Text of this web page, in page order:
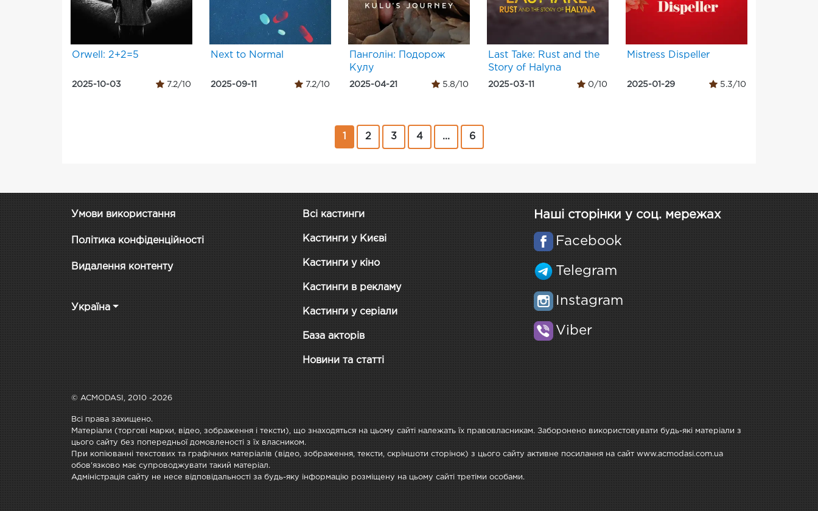
Orwell: 2+2=5
2025-10-03 7.2/10
Next to Normal
2025-09-11 7.2/10
Панголін: Подорож
Кулу
2025-04-21 5.8/10
Last Take: Rust and the
Story of Halyna
2025-03-11 0/10
Mistress Dispeller
2025-01-29 5.3/10
2 3 4 ... 6
Умови використання
Політика конфіденційності
Видалення контенту
Україна
Всі кастинги
Кастинги у Києві
Кастинги у кіно
Кастинги в рекламу
Кастинги у серіали
База акторів
Новини та статті
Наші сторінки у соц. мережах
Facebook
Telegram
Instagram
Viber
© ACMODASI, 2010 -2026
Всі права захищено.
Матеріали (торгові марки, відео, зображення і тексти), що знаходяться на цьому сайті належать їх правовласникам. Заборонено використовувати будь-які матеріали з
цього сайту без попередньої домовленості з їх власником.
При копіюванні текстових та графічних матеріалів (відео, зображення, тексти, скріншоти сторінок) з цього сайту активне посилання на сайт www.acmodasi.com.ua
обов'язково має супроводжувати такий матеріал.
Адміністрація сайту не несе відповідальності за будь-яку інформацію розміщену на цьому сайті третіми особами.